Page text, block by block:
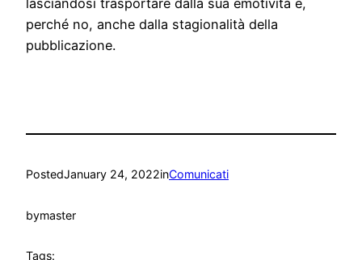
perché no, anche dalla stagionalità della
pubblicazione.
PostedJanuary 24, 2022inComunicati
bymaster
Tags: